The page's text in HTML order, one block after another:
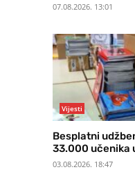
07.08.2026. 13:01
Vijesti
Besplatni
33.000 učenika
03.08.2026. 18:47